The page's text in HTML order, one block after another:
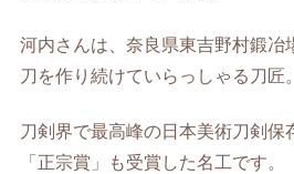
河内さんは、奈良県東吉野村鍛冶
刀を作り続けていらっしゃる刀匠。
刀剣界で最高峰の日本美術刀剣保
「正宗賞」も受賞した名工です。